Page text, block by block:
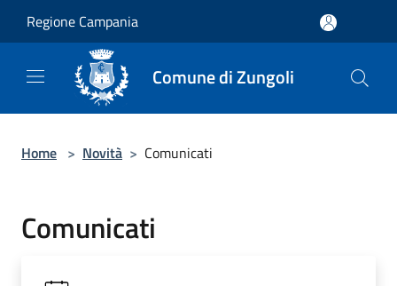
Regione Campania
Comune di Zungoli
Home > Novità > Comunicati
Comunicati